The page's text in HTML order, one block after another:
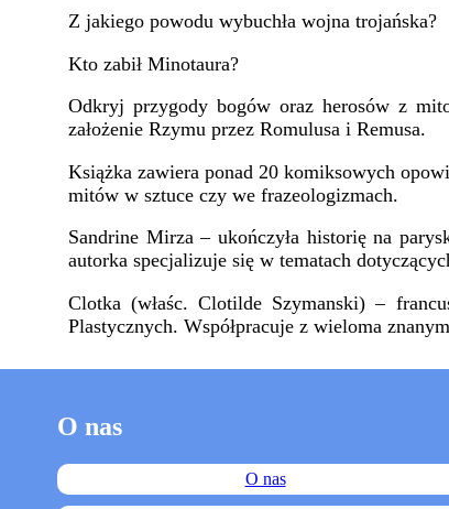
Z jakiego powodu wybuchła wojna trojańska?
Kto zabił Minotaura?
Odkryj przygody bogów oraz herosów z
założenie Rzymu przez Romulusa i Remusa.
Książka zawiera ponad 20 komiksowych
mitów w sztuce czy we frazeologizmach.
Sandrine Mirza – ukończyła historię na
autorka specjalizuje się w tematach
Clotka (właśc. Clotilde Szymanski) –
Plastycznych. Współpracuje z wieloma
O nas
O nas